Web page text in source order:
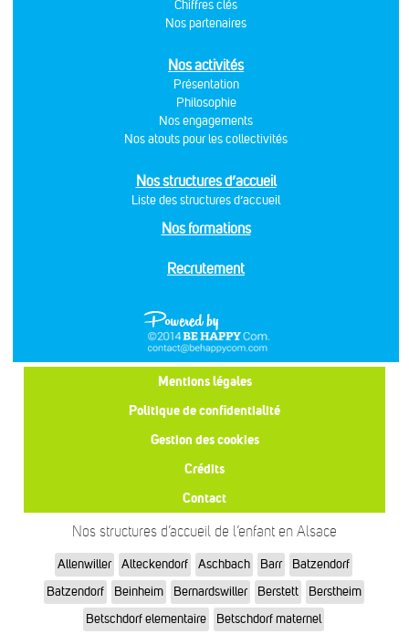
Chiffres clés
Nos partenaires
Nos activités
Présentation
Philosophie
Nos engagements
Nos atouts pour les collectivités
Nos structures d’accueil
Liste des structures d’accueil
Nos formations
Recrutement
Mentions légales
Politique de confidentialité
Gestion des cookies
Crédits
Contact
Nos structures d’accueil de l’enfant en Alsace
Allenwiller Alteckendorf Aschbach Barr
Batzendorf
Batzendorf
Beinheim Bernardswiller Berstett
Berstheim
Betschdorf elementaire
Betschdorf maternel